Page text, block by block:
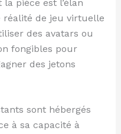
pièce est l’élan
réalité de jeu virtuelle
des avatars ou
fongibles pour
des jetons
sont hébergés
à sa capacité à